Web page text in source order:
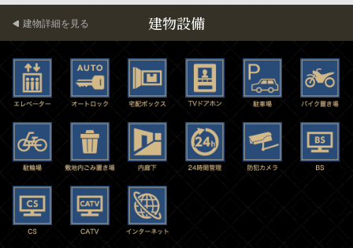
建物設備
建物詳細を見る